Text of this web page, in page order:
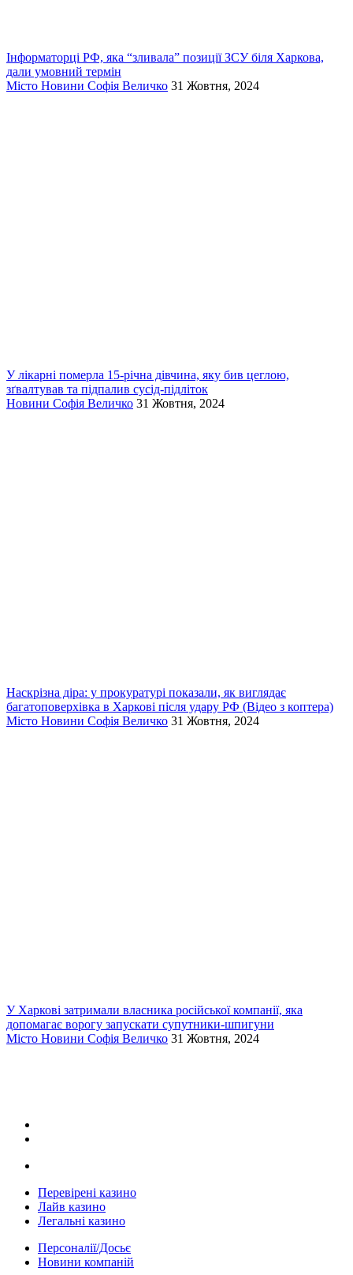
Інформаторці РФ, яка “зливала” позиції ЗСУ біля Харкова,
дали умовний термін
Місто Новини Софія Величко 31 Жовтня, 2024
У лікарні померла 15-річна дівчина, яку бив цеглою,
зґвалтував та підпалив сусід-підліток
Новини Софія Величко 31 Жовтня, 2024
Наскрізна діра: у прокуратурі показали, як виглядає
багатоповерхівка в Харкові після удару РФ (Відео з коптера)
Місто Новини Софія Величко 31 Жовтня, 2024
У Харкові затримали власника російської компанії, яка
допомагає ворогу запускати супутники-шпигуни
Місто Новини Софія Величко 31 Жовтня, 2024
Перевірені казино
Лайв казино
Легальні казино
Персоналії/Досьє
Новини компаній